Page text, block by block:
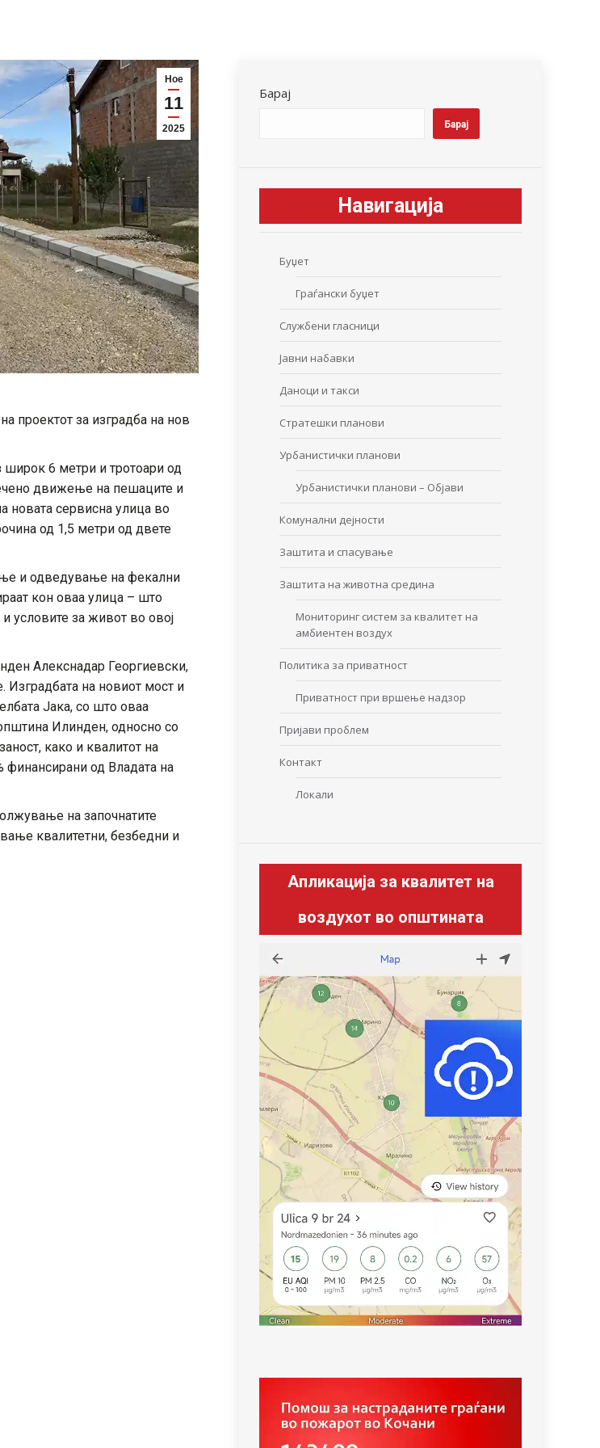
Ное
11
2025
проектот за изградба на нов
широк 6 метри и тротоари од
движење на пешаците и
новата сервисна улица во
од 1,5 метри од двете
и одведување на фекални
кон оваа улица – што
условите за живот во овој
Алекснадар Георгиевски,
Изградбата на новиот мост и
Јака, со што оваа
Илинден, односно со
како и квалитот на
финансирани од Владата на
на започнатите
квалитетни, безбедни и
Барај
Барај
Навигација
Буџет
Граѓански буџет
Службени гласници
Јавни набавки
Даноци и такси
Стратешки планови
Урбанистички планови
Урбанистички планови – Објави
Комунални дејности
Заштита и спасување
Заштита на животна средина
Мониторинг систем за квалитет на
амбиентен воздух
Политика за приватност
Приватност при вршење надзор
Пријави проблем
Контакт
Локали
Апликација за квалитет на
воздухот во општината